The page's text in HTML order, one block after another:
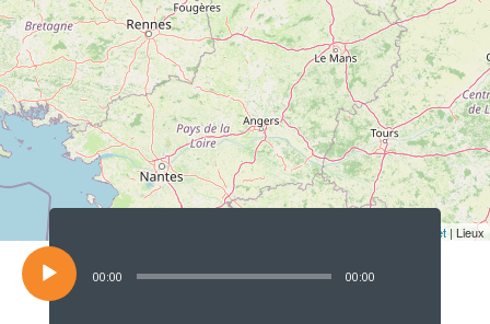
Leaflet | Lieux
Lecteur
audio
00:00 00:00